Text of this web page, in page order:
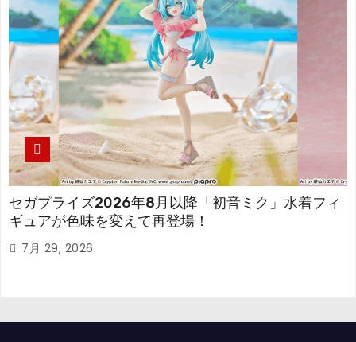
セガプライズ2026年8月以降「初音ミク」水着フィ
ギュアが色味を変えて再登場！
7月 29, 2026